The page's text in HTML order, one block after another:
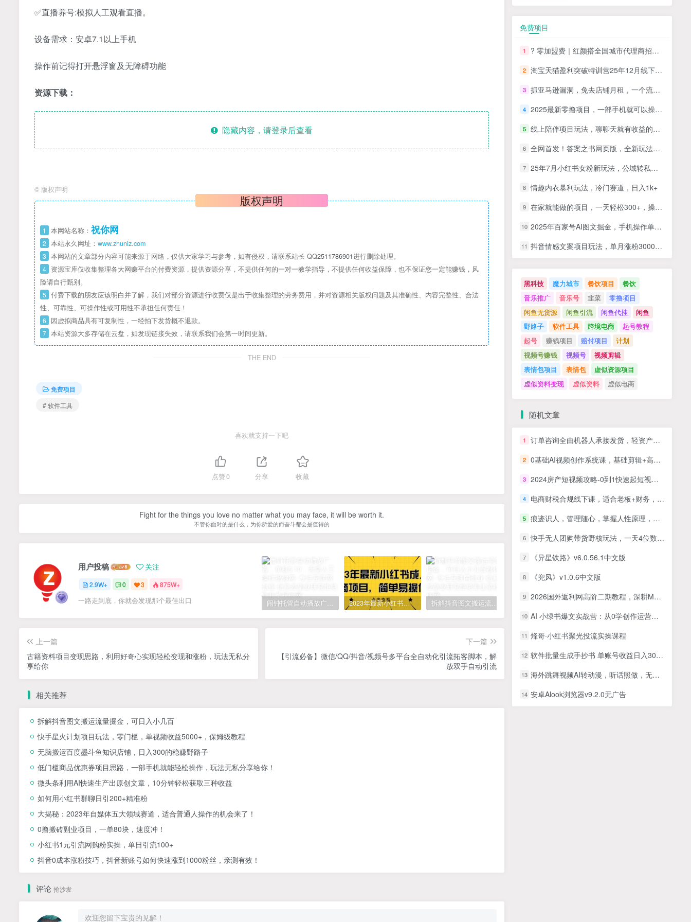
✅直播养号:模拟人工观看直播。
设备需求：安卓7.1以上手机
操作前记得打开悬浮窗及无障碍功能
资源下载：
隐藏内容，请登录后查看
© 版权声明
版权声明
1 本网站名称： 祝你网
2 本站永久网址： www.zhuniz.com
3 本网站的文章部分内容可能来源于网络，仅供大家学习与参考，如有侵权，请联系站长 QQ2511786901进行删除处理。
4 资源宝库仅收集整理各大网赚平台的付费资源，提供资源分享，不提供任何的一对一教学指导，不提供任何收益保障，也不保证您一定能赚钱，风
险请自行甄别。
5 付费下载的朋友应该明白并了解，我们对部分资源进行收费仅是出于收集整理的劳务费用，并对资源相关版权问题及其准确性、内容完整性、合法
性、可靠性、可操作性或可用性不承担任何责任！
6 因虚拟商品具有可复制性，一经拍下发货概不退款。
7 本站资源大多存储在云盘，如发现链接失效，请联系我们会第一时间更新。
THE END
免费项目
# 软件工具
喜欢就支持一下吧
点赞0 分享 收藏
Fight for the things you love no matter what you may face, it will be worth it.
不管你面对的是什么，为你所爱的而奋斗都会是值得的
用户投稿 关注
2.9W+ 0 3 875W+
一路走到底，你就会发现那个最佳出口 闹钟托管自动播放广告，单机5-10，无需人工操作 2023年最新小红书成人电商项目，简单易操作【详细教程】 拆解抖音图文搬运流量掘金，可日入小几百 快手星火计划项目玩法，零门槛，单视频收益5000+，保姆级教程
上一篇
古籍资料项目变现思路，利用好奇心实现轻松变现和涨粉，玩法无私分
享给你
下一篇
【引流必备】微信/QQ/抖音/视频号多平台全自动化引流拓客脚本，解
放双手自动引流
相关推荐
拆解抖音图文搬运流量掘金，可日入小几百
快手星火计划项目玩法，零门槛，单视频收益5000+，保姆级教程
无脑搬运百度墨斗鱼知识店铺，日入300的稳赚野路子
低门槛商品优惠券项目思路，一部手机就能轻松操作，玩法无私分享给你！
微头条利用AI快速生产出原创文章，10分钟轻松获取三种收益
如何用小红书群聊日引200+精准粉
大揭秘：2023年自媒体五大领域赛道，适合普通人操作的机会来了！
0撸搬砖副业项目，一单80块，速度冲！
小红书1元引流网购粉实操，单日引流100+
抖音0成本涨粉技巧，抖音新账号如何快速涨到1000粉丝，亲测有效！
评论 抢沙发
免费项目
1 ? 零加盟费｜红颜搭全国城市代理商招募正式启动！
2 淘宝天猫盈利突破特训营25年12月线下课，系统性的深度剖析电商企业经营之道，打造电商标准化运营体系
3 抓亚马逊漏洞，免去店铺月租，一个流量大竞争小，让你有机会成大卖的赛道
4 2025最新零撸项目，一部手机就可以操作，20秒一单，零投入纯薅羊毛，无门槛，一天200+【揭秘】
5 线上陪伴项目玩法，聊聊天就有收益的项目，一个月收益5000+
6 全网首发！答案之书网页版，全新玩法，搭配文档和网页，日入1k+零门槛小白首选副业
7 25年7月小红书女粉新玩法，公域转私域变现，日轻松变现2张+，5分钟简单复制好上手
8 情趣内衣暴利玩法，冷门赛道，日入1k+
9 在家就能做的项目，一天轻松300+，操作简单上手快
10 2025年百家号AI图文掘金，手机操作单号月入4-5位数，低门槛【附指令+工具】
11 抖音情感文案项目玩法，单月涨粉3000+，新手小白也能做
黑科技 魔力城市 餐饮项目
餐饮
音乐推广
音乐号 韭菜
零撸项目
闲鱼无货源
闲鱼引流 闲鱼代挂
闲鱼
野路子
软件工具 跨境电商
起号教程
起号
赚钱项目 赔付项目
计划
视频号赚钱
视频号
视频剪辑
表情包项目
表情包
虚似资源项目
虚似资料变现
虚似资料 虚似电商
随机文章
1 订单咨询全由机器人承接发货，轻资产做多多虚拟稳定月賺1-5W【揭秘】
2 0基础AI视频创作系统课，基础剪辑+高级特效+爆款案例，小白直接上手
3 2024房产短视频攻略-0到1快速起短视频账号，帮你解决地产小白对的全方面认知
4 电商财税合规线下课，适合老板+财务，教你规避涉税风险，实现低成本合规经营
5 痕迹识人，管理随心，掌握人性原理，管理随心所欲
6 快手无人团购带货野核玩法，一天4位数 无任何门槛
7 《异星铁路》v6.0.56.1中文版
8 《兜风》v1.0.6中文版
9 2026国外返利网高阶二期教程，深耕MediaBuy项目变现玩法，系统化进阶突破运营收益瓶颈
10 AI 小绿书爆文实战营：从0学创作运营，吃透小绿书平台规则与流量逻辑，掌握爆文创作底层方法
11 烽哥·小红书聚光投流实操课程
12 软件批量生成手抄书 单账号收益日入300+
13 海外跳舞视频AI转动漫，听话照做，无脑搬运，暴力玩法 月入10000+
14 安卓Alook浏览器v9.2.0无广告